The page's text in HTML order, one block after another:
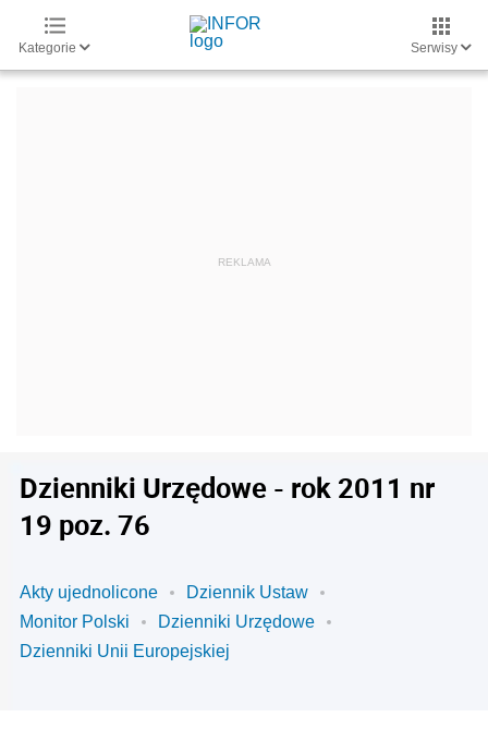
Kategorie Serwisy
Dzienniki Urzędowe - rok 2011 nr
19 poz. 76
Akty ujednolicone
Dziennik Ustaw
Monitor Polski
Dzienniki Urzędowe
Dzienniki Unii Europejskiej